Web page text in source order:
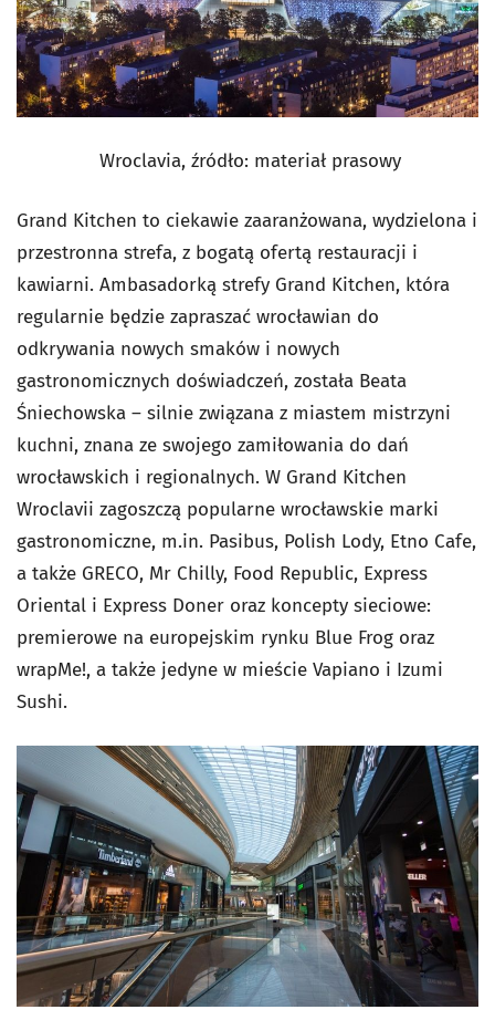
Wroclavia, źródło: materiał prasowy
Grand Kitchen to ciekawie zaaranżowana, wydzielona i
przestronna strefa, z bogatą ofertą restauracji i
kawiarni. Ambasadorką strefy Grand Kitchen, która
regularnie będzie zapraszać wrocławian do
odkrywania nowych smaków i nowych
gastronomicznych doświadczeń, została Beata
Śniechowska – silnie związana z miastem mistrzyni
kuchni, znana ze swojego zamiłowania do dań
wrocławskich i regionalnych. W Grand Kitchen
Wroclavii zagoszczą popularne wrocławskie marki
gastronomiczne, m.in. Pasibus, Polish Lody, Etno Cafe,
a także GRECO, Mr Chilly, Food Republic, Express
Oriental i Express Doner oraz koncepty sieciowe:
premierowe na europejskim rynku Blue Frog oraz
wrapMe!, a także jedyne w mieście Vapiano i Izumi
Sushi.